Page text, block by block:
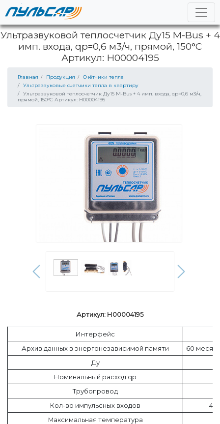
Ультразвуковой теплосчетчик Ду15 M-Bus + 4
имп. входа, qp=0,6 м3/ч, прямой, 150°C
Артикул: Н00004195
Главная Продукция
Счётчики тепла
Ультразвуковые счетчики тепла в квартиру
Ультразвуковой теплосчетчик Ду15 M-Bus + 4 имп. входа, qp=0,6 м3/ч,
прямой, 150°C Артикул: Н00004195
Артикул: Н00004195
Интерфейс
Архив данных в энергонезависимой памяти
60
Ду
Номинальный расход qp
Трубопровод
Кол-во импульсных входов
4
Максимальная температура